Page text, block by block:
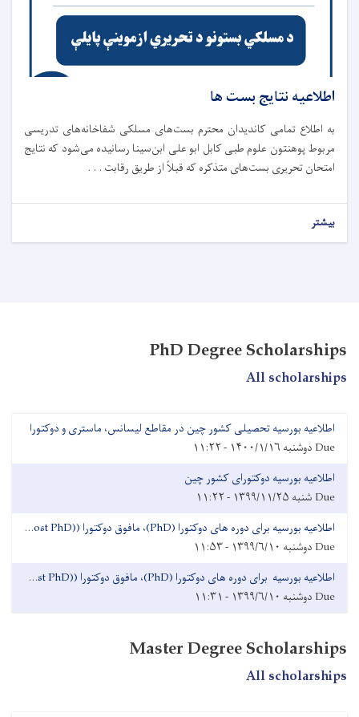
اطلاعیه نتایج بست ها
به اطلاع تمامی کاندیدان محترم بست‌های مسلکی شفاخانه‌های تدریسی
مربوط پوهنتون علوم طبی کابل ابو علی ابن‌سینا رسانیده می‌شود که نتایج
امتحان تحریری بست‌های متذکره که قبلاً از طریق رقابت . . .
بیشتر
PhD Degree Scholarships
All scholarships
اطلاعیه بورسیه تحصیلی کشور چین در مقاطع لیسانس، ماستری و دوکتورا
Dueدوشنبه ۱۴۰۰/۱/۱۶ - ۱۱:۲۲
اطلاعیه بورسیه دوکتورای کشور چین
Dueشنبه ۱۳۹۹/۱۱/۲۵ - ۱۱:۲۲
اطلاعیه بورسیه برای دوره های دوکتورا (PhD)، مافوق دوکتورا ((Post PhD و دوره تحقیقاتی (Research)
Dueدوشنبه ۱۳۹۹/۶/۱۰ - ۱۱:۵۳
اطلاعیه بورسیه برای دوره های دوکتورا (PhD)، مافوق دوکتورا ((Post PhD و دوره تحقیقاتی (Research)
Dueدوشنبه ۱۳۹۹/۶/۱۰ - ۱۱:۳۱
Master Degree Scholarships
All scholarships